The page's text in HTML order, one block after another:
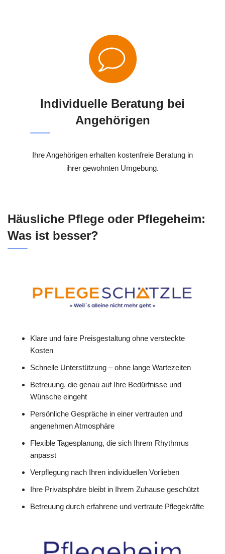
Individuelle Beratung bei
Angehörigen
Ihre Angehörigen erhalten kostenfreie Beratung in
ihrer gewohnten Umgebung.
Häusliche Pflege oder Pflegeheim:
Was ist besser?
Klare und faire Preisgestaltung ohne versteckte
Kosten
Schnelle Unterstützung – ohne lange Wartezeiten
Betreuung, die genau auf Ihre Bedürfnisse und
Wünsche eingeht
Persönliche Gespräche in einer vertrauten und
angenehmen Atmosphäre
Flexible Tagesplanung, die sich Ihrem Rhythmus
anpasst
Verpflegung nach Ihren individuellen Vorlieben
Ihre Privatsphäre bleibt in Ihrem Zuhause geschützt
Betreuung durch erfahrene und vertraute Pflegekräfte